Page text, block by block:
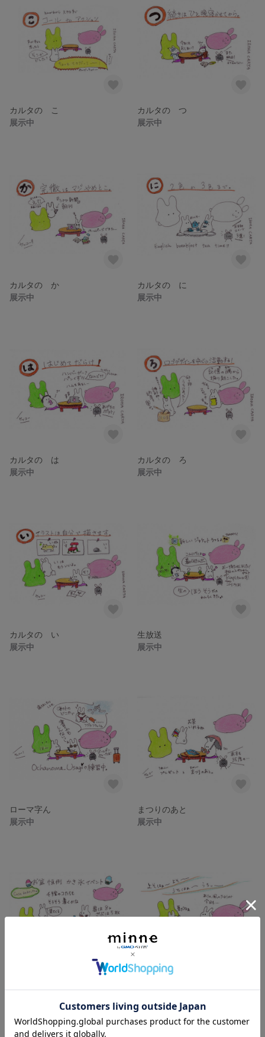
カルタの こ
展示中
カルタの つ
展示中
カルタの か
展示中
カルタの に
展示中
カルタの は
展示中
カルタの ろ
展示中
カルタの い
展示中
生放送
展示中
ローマ字ん
展示中
まつりのあと
展示中